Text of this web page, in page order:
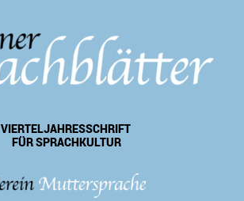
VIERTEL­JAHRES­SCHRIFT
FÜR SPRACHKULTUR